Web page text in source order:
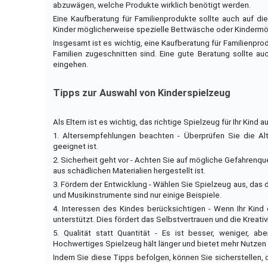
abzuwägen, welche Produkte wirklich benötigt werden.
Eine Kaufberatung für Familienprodukte sollte auch auf
Kinder möglicherweise spezielle Bettwäsche oder
Insgesamt ist es wichtig, eine Kaufberatung für
Familien zugeschnitten sind. Eine gute Beratung sollte
eingehen.
Tipps zur Auswahl von Kinderspielzeug
Als Eltern ist es wichtig, das richtige Spielzeug für Ihr Kind
1. Altersempfehlungen beachten - Überprüfen Sie die
geeignet ist.
2. Sicherheit geht vor - Achten Sie auf mögliche
aus schädlichen Materialien hergestellt ist.
3. Fördern der Entwicklung - Wählen Sie Spielzeug aus,
und Musikinstrumente sind nur einige Beispiele.
4. Interessen des Kindes berücksichtigen - Wenn Ihr
unterstützt. Dies fördert das Selbstvertrauen und die
5. Qualität statt Quantität - Es ist besser, weniger,
Hochwertiges Spielzeug hält länger und bietet mehr
Indem Sie diese Tipps befolgen, können Sie sicherstellen,